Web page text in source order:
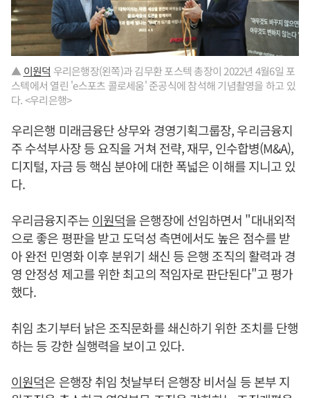
▲ 이원덕 우리은행장(왼쪽)과 김무환 포스텍 총장이 2022년 4월6일 포
스텍에서 열린 'e스포츠 콜로세움' 준공식에 참석해 기념촬영을 하고 있
다. <우리은행>
우리은행 미래금융단 상무와 경영기획그룹장, 우리금융지
주 수석부사장 등 요직을 거쳐 전략, 재무, 인수합병(M&A),
디지털, 자금 등 핵심 분야에 대한 폭넓은 이해를 지니고 있
다.
우리금융지주는이원덕을 은행장에 선임하면서 "대내외적
으로 좋은 평판을 받고 도덕성 측면에서도 높은 점수를 받
아 완전 민영화 이후 분위기 쇄신 등 은행 조직의 활력과 경
영 안정성 제고를 위한 최고의 적임자로 판단된다"고 평가
했다.
취임 초기부터 낡은 조직문화를 쇄신하기 위한 조치를 단행
하는 등 강한 실행력을 보이고 있다.
이원덕은 은행장 취임 첫날부터 은행장 비서실 등 본부 지